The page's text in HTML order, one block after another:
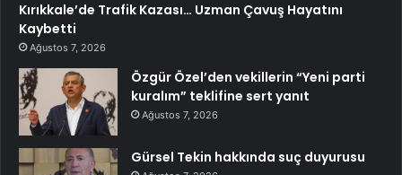
Kırıkkale’de Trafik Kazası… Uzman Çavuş Hayatını
Kaybetti
Ağustos 7, 2026
Özgür Özel’den vekillerin “Yeni parti
kuralım” teklifine sert yanıt
Ağustos 7, 2026
Gürsel Tekin hakkında suç duyurusu